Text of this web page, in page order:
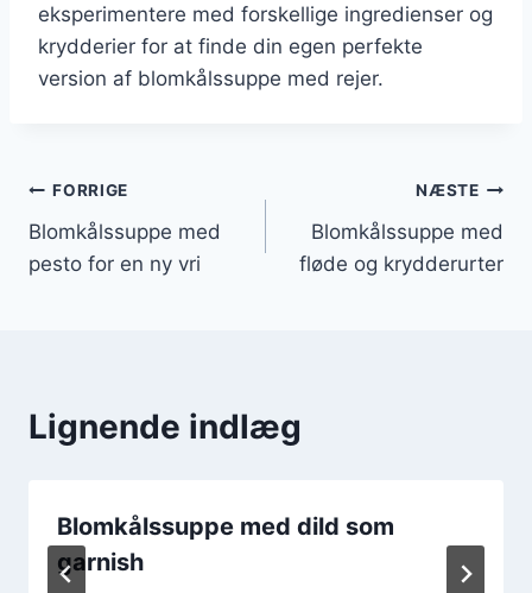
eksperimentere med forskellige ingredienser og
krydderier for at finde din egen perfekte
version af blomkålssuppe med rejer.
Indlægsnavigation
FORRIGE
Blomkålssuppe med
pesto for en ny vri
NÆSTE
Blomkålssuppe med
fløde og krydderurter
Lignende indlæg
Blomkålssuppe med dild som
garnish